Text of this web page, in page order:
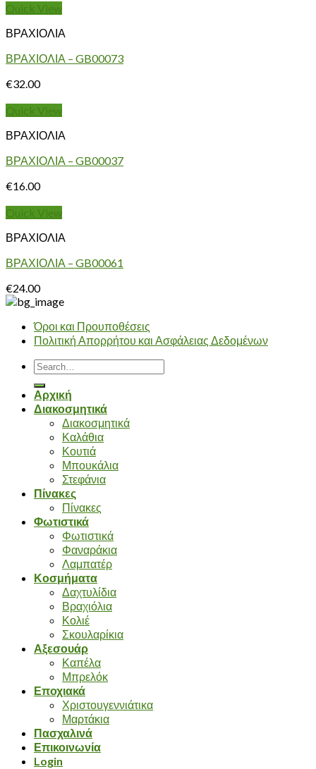
Quick View
ΒΡΑΧΙΟΛΙΑ
ΒΡΑΧΙΟΛΙΑ – GB00073
€32.00
Quick View
ΒΡΑΧΙΟΛΙΑ
ΒΡΑΧΙΟΛΙΑ – GB00037
€16.00
Quick View
ΒΡΑΧΙΟΛΙΑ
ΒΡΑΧΙΟΛΙΑ – GB00061
€24.00
Όροι και Προυποθέσεις
Πολιτική Απορρήτου και Ασφάλειας Δεδομένων
Search
for:
Αρχική
Διακοσμητικά
Διακοσμητικά
Καλάθια
Κουτιά
Μπουκάλια
Στεφάνια
Πίνακες
Πίνακες
Φωτιστικά
Φωτιστικά
Φαναράκια
Λαμπατέρ
Κοσμήματα
Δαχτυλίδια
Βραχιόλια
Κολιέ
Σκουλαρίκια
Αξεσουάρ
Καπέλα
Μπρελόκ
Εποχιακά
Χριστουγεννιάτικα
Μαρτάκια
Πασχαλινά
Επικοινωνία
Login